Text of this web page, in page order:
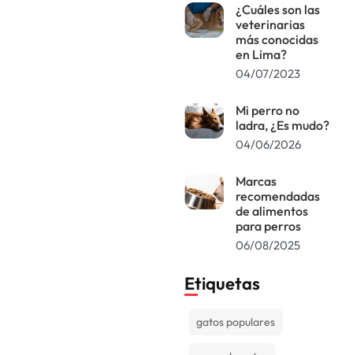
¿Cuáles son las
veterinarias
más conocidas
en Lima?
04/07/2023
Mi perro no
ladra, ¿Es mudo?
04/06/2026
Marcas
recomendadas
de alimentos
para perros
06/08/2025
Etiquetas
gatos populares